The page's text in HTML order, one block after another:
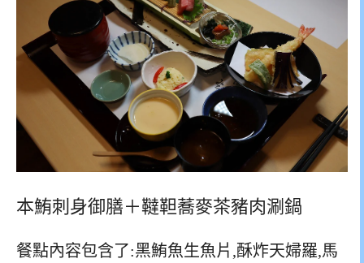
本鮪刺身御膳＋韃靼蕎麥茶豬肉涮鍋
餐點內容包含了:黑鮪魚生魚片,酥炸天婦羅,馬